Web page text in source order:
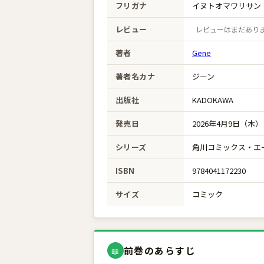
フリガナ イヌトオマワリサン
レビュー レビューはまだあり
著者 Gene
著者名カナ ジーン
出版社 KADOKAWA
発売日 2026年4月9日（木）
シリーズ 角川コミックス・エ
ISBN 9784041172230
サイズ コミック
📖 前巻のあらすじ